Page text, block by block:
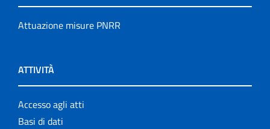
Attuazione misure PNRR
ATTIVITÀ
Accesso agli atti
Basi di dati